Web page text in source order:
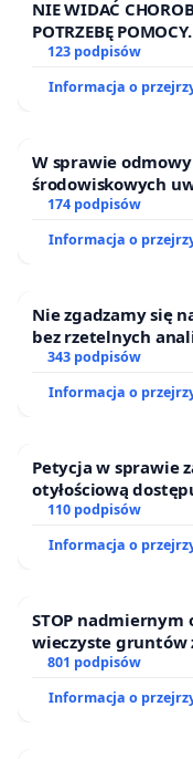
NIE WIDAĆ
POTRZEBĘ
o przystąpienie do
123 podpisów
Informacja o
W sprawie
środowiskowych
zakładu
Puszczy
174 podpisów
Informacja o
Nie zgadzamy się
bez rzetelnych
343 podpisów
Informacja o
Petycja w sprawie
otyłościową
oraz programów
110 podpisów
Informacja o
STOP nadmiernym
wieczyste gruntów
ogrody działkowe.
801 podpisów
Informacja o